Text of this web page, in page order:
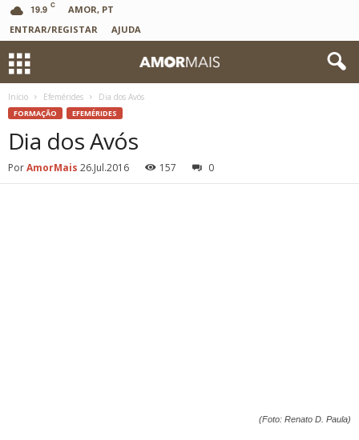
19.9 C
AMOR, PT
ENTRAR/REGISTAR
AJUDA
Início Efemérides Dia dos Avós
FORMAÇÃO EFEMÉRIDES
Dia dos Avós
PorAmorMais 26.Jul.2016 157 0
(Foto: Renato D. Paula)